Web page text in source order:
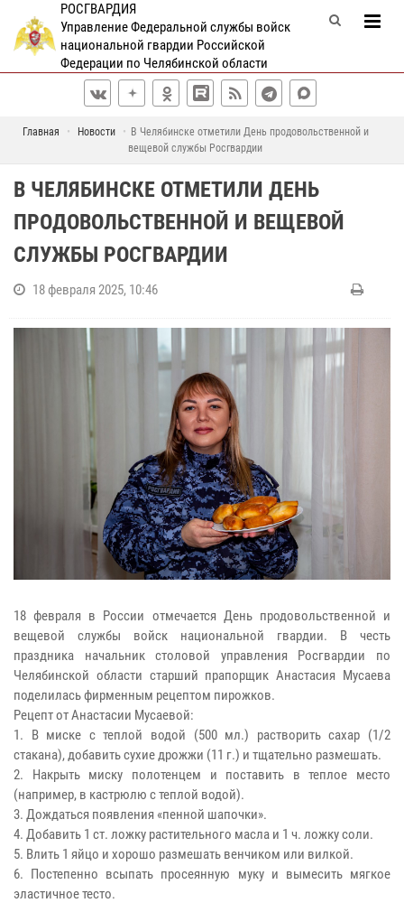
РОСГВАРДИЯ
Управление Федеральной службы войск
национальной гвардии Российской
Федерации по Челябинской области
Главная Новости
В Челябинске отметили День продовольственной и
вещевой службы Росгвардии
В ЧЕЛЯБИНСКЕ ОТМЕТИЛИ ДЕНЬ
ПРОДОВОЛЬСТВЕННОЙ И ВЕЩЕВОЙ
СЛУЖБЫ РОСГВАРДИИ
18 февраля 2025, 10:46
18 февраля в России отмечается День продовольственной и
вещевой службы войск национальной гвардии. В честь
праздника начальник столовой управления Росгвардии по
Челябинской области старший прапорщик Анастасия Мусаева
поделилась фирменным рецептом пирожков.
Рецепт от Анастасии Мусаевой:
1. В миске с теплой водой (500 мл.) растворить сахар (1/2
стакана), добавить сухие дрожжи (11 г.) и тщательно размешать.
2. Накрыть миску полотенцем и поставить в теплое место
(например, в кастрюлю с теплой водой).
3. Дождаться появления «пенной шапочки».
4. Добавить 1 ст. ложку растительного масла и 1 ч. ложку соли.
5. Влить 1 яйцо и хорошо размешать венчиком или вилкой.
6. Постепенно всыпать просеянную муку и вымесить мягкое
эластичное тесто.